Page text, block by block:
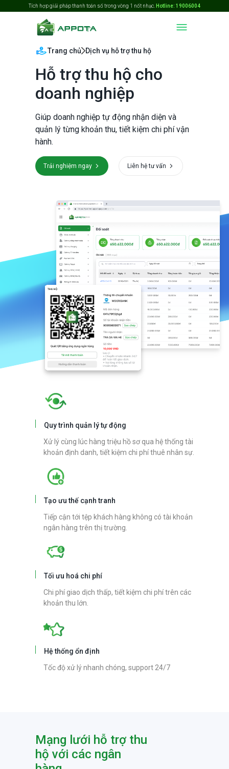
Tích hợp giải pháp thanh toán số trong vòng 1 nốt nhạc. Hotline: 19006004
Trang chủ Dịch vụ hỗ trợ thu hộ
Hỗ trợ thu hộ cho
doanh nghiệp
Giúp doanh nghiệp tự động nhận diện và
quản lý từng khoản thu, tiết kiệm chi phí vận
hành.
Trải nghiệm ngay Liên hệ tư vấn
Quy trình quản lý tự động
Xử lý cùng lúc hàng triệu hồ sơ qua hệ thống tài
khoản định danh, tiết kiệm chi phí thuê nhân sự.
Tạo ưu thế cạnh tranh
Tiếp cận tới tệp khách hàng không có tài khoản
ngân hàng trên thị trường.
Tối ưu hoá chi phí
Chi phí giao dịch thấp, tiết kiệm chi phí trên các
khoản thu lớn.
Hệ thống ổn định
Tốc độ xử lý nhanh chóng, support 24/7
Mạng lưới hỗ trợ thu
hộ với các ngân